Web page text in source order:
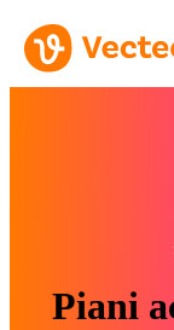
Piani